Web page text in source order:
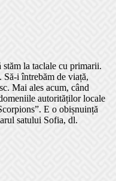
stăm la taclale cu primarii.
Să-i întrebăm de viață,
Mai ales acum, când
autorităților locale
E o obișnuință
satului Sofia, dl.